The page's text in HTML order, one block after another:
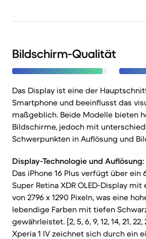
Bildschirm-Qualität
Das Display ist eine der
Smartphone und beeinflusst das
maßgeblich. Beide Modelle bieten
Bildschirme, jedoch mit
Schwerpunkten in Auflösung und
Display-Technologie und Auflösung:
Das iPhone 16 Plus verfügt über ein
Super Retina XDR OLED-Display
von 2796 x 1290 Pixeln, was eine
lebendige Farben mit tiefen
gewährleistet. [2, 5, 6, 9, 12, 14, 21,
Xperia 1 IV zeichnet sich durch ein